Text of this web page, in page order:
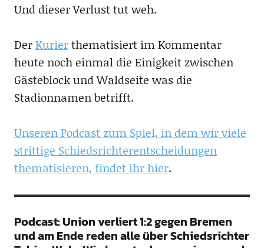
Und dieser Verlust tut weh.
DerKurierthematisiert im Kommentar
heute noch einmal die Einigkeit zwischen
Gästeblock und Waldseite was die
Stadionnamen betrifft.
Unseren Podcast zum Spiel, in dem wir viele
strittige Schiedsrichterentscheidungen
thematisieren, findet ihr hier.
Podcast: Union verliert 1:2 gegen Bremen
und am Ende reden alle über Schiedsrichter